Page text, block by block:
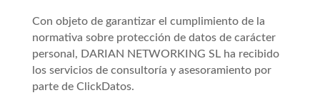
Con objeto de garantizar el cumplimiento de la
normativa sobre protección de datos de carácter
personal, DARIAN NETWORKING SL ha recibido
los servicios de consultoría y asesoramiento por
parte de ClickDatos.